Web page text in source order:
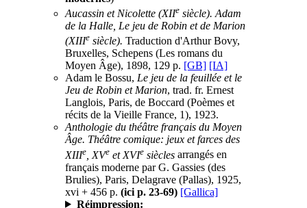
Aucassin et Nicolette (XIIe siècle). Adam
de la Halle, Le jeu de Robin et de Marion
(XIIIe siècle). Traduction d'Arthur Bovy,
Bruxelles, Schepens (Les romans du
Moyen Âge), 1898, 129 p. [GB] [IA]
Adam le Bossu, Le jeu de la feuillée et le
Jeu de Robin et Marion, trad. fr. Ernest
Langlois, Paris, de Boccard (Poèmes et
récits de la Vieille France, 1), 1923.
Anthologie du théâtre français du Moyen
Âge. Théâtre comique: jeux et farces des
XIIIe , XVe et XVIe siècles arrangés en
français moderne par G. Gassies (des
Brulies), Paris, Delagrave (Pallas), 1925,
xvi + 456 p. (ici p. 23-69) [Gallica]
Réimpression: